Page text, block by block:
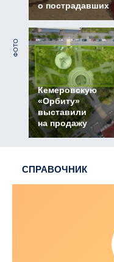
о пострадавших
ФОТО
Кемеровскую
«Орбиту»
выставили
на продажу
СПРАВОЧНИК